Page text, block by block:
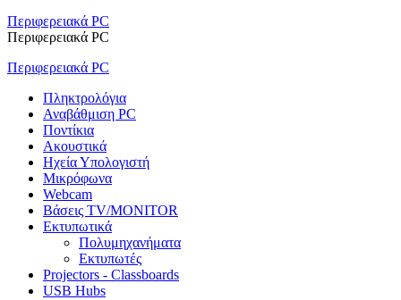
Περιφερειακά PC
Περιφερειακά PC
Περιφερειακά PC
Πληκτρολόγια
Αναβάθμιση PC
Ποντίκια
Ακουστικά
Ηχεία Υπολογιστή
Μικρόφωνα
Webcam
Βάσεις TV/MONITOR
Εκτυπωτικά
Πολυμηχανήματα
Εκτυπωτές
Projectors - Classboards
USB Hubs